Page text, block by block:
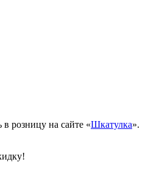
розницу на сайте «Шкатулка».